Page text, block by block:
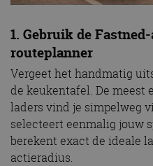
1. Gebruik de
routeplanner
Vergeet het handmatig
de keukentafel. De meest
laders vind je simpelweg
selecteert eenmalig jouw
berekent exact de ideale
actieradius.